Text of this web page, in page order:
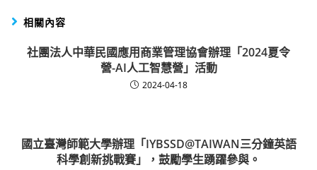
相關內容
社團法人中華民國應用商業管理協會辦理「2024夏令
營-AI人工智慧營」活動
2024-04-18
國立臺灣師範大學辦理「IYBSSD@TAIWAN三分鐘英語
科學創新挑戰賽」，鼓勵學生踴躍參與。